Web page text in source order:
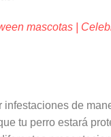
mascotas |
de
tu perro estará